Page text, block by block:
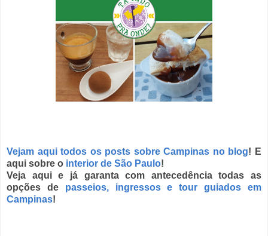
Vejam aqui todos os posts sobre Campinas no blog! E
aqui sobre o interior de São Paulo!
Veja aqui e já garanta com antecedência todas as
opções de passeios, ingressos e tour guiados em
Campinas!